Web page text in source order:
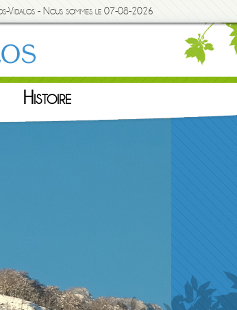
Vidalos - Nous sommes le 07-08-2026
Histoire